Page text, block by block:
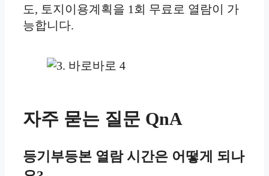
도, 토지이용계획을 1회 무료로 열람이 가
능합니다.
자주 묻는 질문 QnA
등기부등본 열람 시간은 어떻게 되나